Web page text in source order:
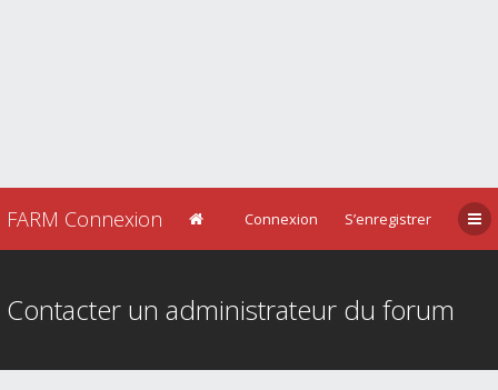
FARM Connexion Connexion S’enregistrer
Contacter un administrateur du forum